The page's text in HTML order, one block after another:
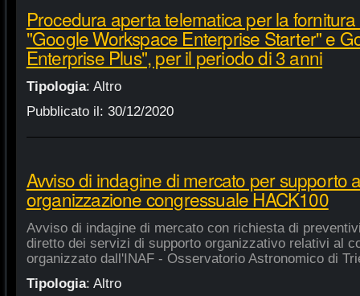
Procedura aperta telematica per la
"Google Workspace Enterprise Starter" e
Enterprise Plus", per il periodo di 3 anni
Tipologia: Altro
Pubblicato il: 30/12/2020
Avviso di indagine di mercato per supporto
organizzazione congressuale HACK100
Avviso di indagine di mercato con richiesta di
diretto dei servizi di supporto organizzativo relativi al
organizzato dall'INAF - Osservatorio Astronomico di
Tipologia: Altro